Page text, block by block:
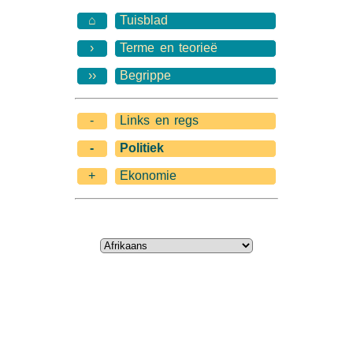
⌂ Tuisblad
› Terme en teorieë
›› Begrippe
- Links en regs
- Politiek
+ Ekonomie